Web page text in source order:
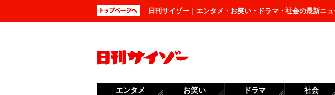
日刊サイゾー｜エンタメ・お笑い・ドラマ・社会の最新ニュ
エンタメ お笑い ドラマ 社会